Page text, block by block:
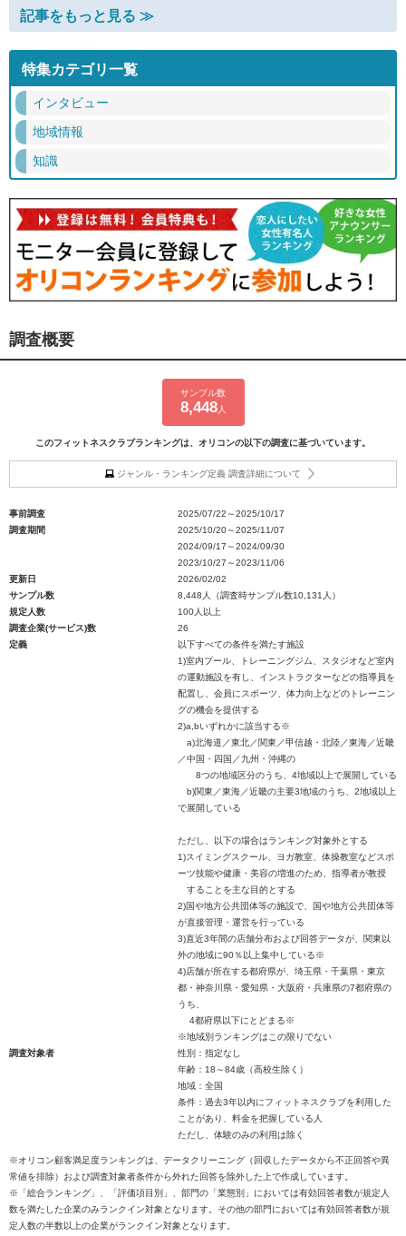
記事をもっと見る ≫
特集カテゴリ一覧
インタビュー
地域情報
知識
調査概要
サンプル数
8,448人
このフィットネスクラブランキングは、オリコンの以下の調査に基づいています。
ジャンル・ランキング定義 調査詳細について
事前調査
2025/07/22～2025/10/17
調査期間
2025/10/20～2025/11/07
2024/09/17～2024/09/30
2023/10/27～2023/11/06
更新日
2026/02/02
サンプル数
8,448人（調査時サンプル数10,131人）
規定人数
100人以上
調査企業(サービス)数
26
定義
以下すべての条件を満たす施設
1)室内プール、トレーニングジム、スタジオなど室内
の運動施設を有し、インストラクターなどの指導員を
配置し、会員にスポーツ、体力向上などのトレーニン
グの機会を提供する
2)a,bいずれかに該当する※
a)北海道／東北／関東／甲信越・北陸／東海／近畿
／中国・四国／九州・沖縄の
8つの地域区分のうち、4地域以上で展開している
b)関東／東海／近畿の主要3地域のうち、2地域以上
で展開している
ただし、以下の場合はランキング対象外とする
1)スイミングスクール、ヨガ教室、体操教室などスポ
ーツ技能や健康・美容の増進のため、指導者が教授
することを主な目的とする
2)国や地方公共団体等の施設で、国や地方公共団体等
が直接管理・運営を行っている
3)直近3年間の店舗分布および回答データが、関東以
外の地域に90％以上集中している※
4)店舗が所在する都府県が、埼玉県・千葉県・東京
都・神奈川県・愛知県・大阪府・兵庫県の7都府県の
うち、
4都府県以下にとどまる※
※地域別ランキングはこの限りでない
調査対象者
性別：指定なし
年齢：18～84歳（高校生除く）
地域：全国
条件：過去3年以内にフィットネスクラブを利用した
ことがあり、料金を把握している人
ただし、体験のみの利用は除く
※オリコン顧客満足度ランキングは、データクリーニング（回収したデータから不正回答や異
常値を排除）および調査対象者条件から外れた回答を除外した上で作成しています。
※「総合ランキング」、「評価項目別」、部門の「業態別」においては有効回答者数が規定人
数を満たした企業のみランクイン対象となります。その他の部門においては有効回答者数が規
定人数の半数以上の企業がランクイン対象となります。